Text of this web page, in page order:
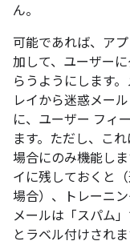
ん。
可能であれば、ア
加して、ユーザー
らうようにします
レイから迷惑メー
に、ユーザー フィ
ます。ただし、こ
場合にのみ機能し
イに残しておくと
場合）、トレーニ
メールは「スパム
とラベル付けされま